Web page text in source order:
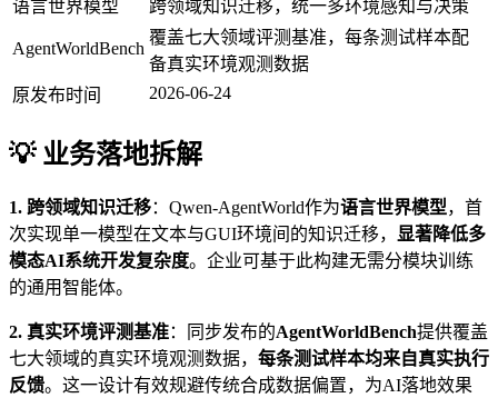
语言世界模型
跨领域知识迁移，统一多环境感知与决策
AgentWorldBench
覆盖七大领域评测基准，每条测试样本配
备真实环境观测数据
原发布时间
2026-06-24
💡 业务落地拆解
1. 跨领域知识迁移：Qwen-AgentWorld作为语言世界模型，首
次实现单一模型在文本与GUI环境间的知识迁移， 显著降低多
模态AI系统开发复杂度。企业可基于此构建无需分模块训练
的通用智能体。
2. 真实环境评测基准：同步发布的AgentWorldBench提供覆盖
七大领域的真实环境观测数据， 每条测试样本均来自真实执行
反馈。这一设计有效规避传统合成数据偏置，为AI落地效果